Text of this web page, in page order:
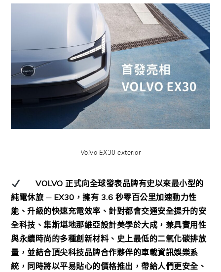
Volvo EX30 exterior
VOLVO正式向全球發表品牌有史以來最小型的
純電休旅 ─EX30 ，擁有 3.6 秒零百公里加速動力性
能、升級的快速充電效率、針對都會交通安全提升的安
全科技、集斯堪地那維亞設計美學於大成，兼具實用性
與永續時尚的多種創新材料、史上最低的二氧化碳排放
量，並結合頂尖科技品牌合作夥伴的車載資訊娛樂系
統，同時將以平易貼心的價格推出，帶給人們更安全、